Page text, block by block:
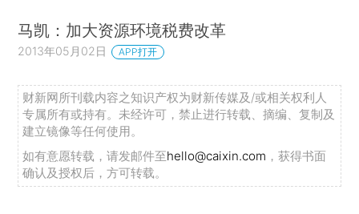
马凯：加大资源环境税费改革
2013年05月02日 APP打开
财新网所刊载内容之知识产权为财新传媒及/或相关权利人
专属所有或持有。未经许可，禁止进行转载、摘编、复制及
建立镜像等任何使用。
如有意愿转载，请发邮件至hello@caixin.com ，获得书面
确认及授权后，方可转载。